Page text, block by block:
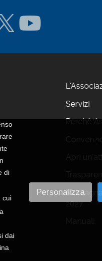
di
cui
dai
Personalizza
Servizi
Perchè
2027